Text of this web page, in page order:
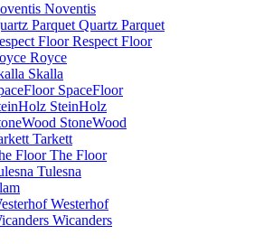
Noventis
Quartz Parquet
Respect Floor
Royce
Skalla
SpaceFloor
SteinHolz
StoneWood
Tarkett
The Floor
Tulesna
Westerhof
Wicanders